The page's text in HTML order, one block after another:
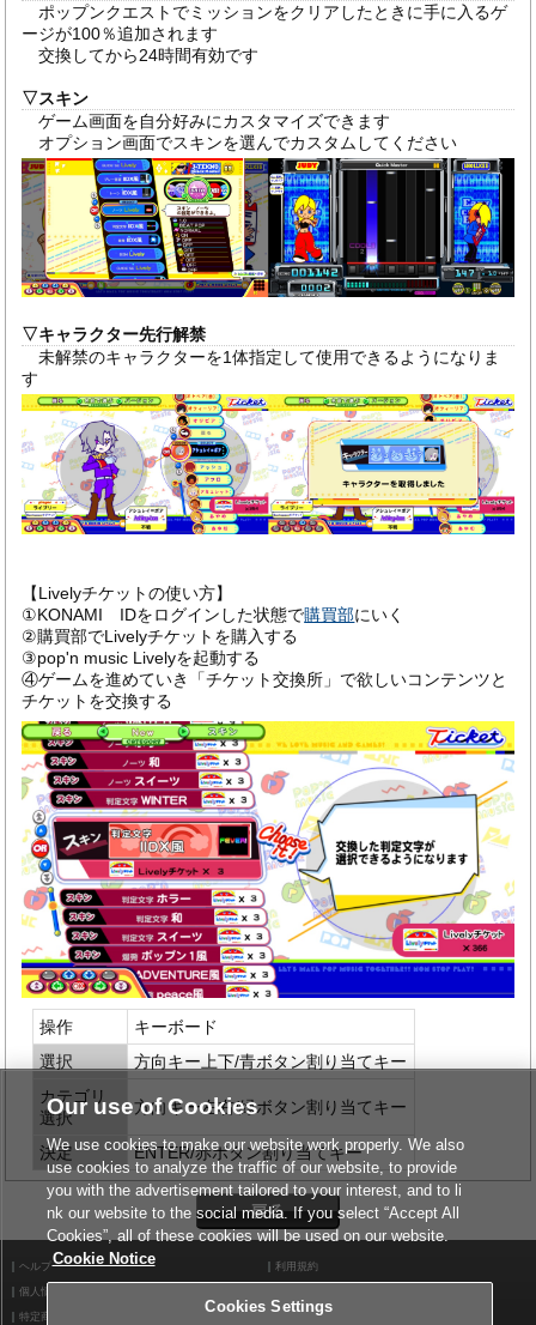
ポップンクエストでミッションをクリアしたときに手に入るゲ
ージが100％追加されます
交換してから24時間有効です
▽スキン
ゲーム画面を自分好みにカスタマイズできます
オプション画面でスキンを選んでカスタムしてください
▽キャラクター先行解禁
未解禁のキャラクターを1体指定して使用できるようになりま
す
【Livelyチケットの使い方】
①KONAMI IDをログインした状態で購買部にいく
②購買部でLivelyチケットを購入する
③pop'n music Livelyを起動する
④ゲームを進めていき「チケット交換所」で欲しいコンテンツと
チケットを交換する
操作
キーボード
選択
方向キー上下/青ボタン割り当てキー
カテゴリ
選択
方向キー左右/緑ボタン割り当てキー
決定 ENTER/赤ボタン割り当てキー
ヘルプ 利用規約
個人情報等保護方針
特定商取引法に基づく表示 サイトポリシー
Our use of Cookies
We use cookies to make our website work properly. We also
use cookies to analyze the traffic of our website, to provide
you with the advertisement tailored to your interest, and to li
nk our website to the social media. If you select “Accept All
Cookies”, all of these cookies will be used on our website.
Cookie Notice
Cookies Settings